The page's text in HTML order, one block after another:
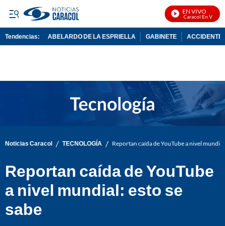
EN VIVO
Noticias Caracol En Vivo
Tendencias: ABELARDO DE LA ESPRIELLA GABINETE ACCIDENTE
Noticias Caracol / TECNOLOGÍA / Reportan caída de YouTube a nivel
Reportan caída de YouTube
a nivel mundial: esto se
sabe